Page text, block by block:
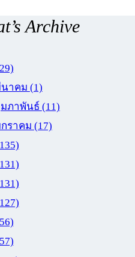
Archive
าคม (1)
ภาพันธ์ (11)
ราคม (17)